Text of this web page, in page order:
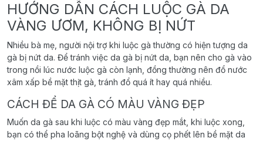
HƯỚNG DẪN CÁCH LUỘC GÀ DA
VÀNG ƯƠM, KHÔNG BỊ NỨT
Nhiều bà mẹ, người nội trợ khi luộc gà thường có hiện tượng da
gà bị nứt da. Để tránh việc da gà bị nứt da, bạn nên cho gà vào
trong nồi lúc nước luộc gà còn lạnh, đồng thường nên đổ nước
xâm xấp bề mặt thịt gà, tránh đổ quá ít hay quá nhiều.
CÁCH ĐỂ DA GÀ CÓ MÀU VÀNG ĐẸP
Muốn da gà sau khi luộc có màu vàng đẹp mắt, khi luộc xong,
bạn có thể pha loãng bột nghệ và dùng cọ phết lên bề mặt da